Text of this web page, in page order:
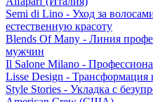
Semi di Lino - Уход за
естественную красоту
Blends Of Many - Линия
мужчин
Il Salone Milano -
Lisse Design - Трансформация
Style Stories - Укладка с